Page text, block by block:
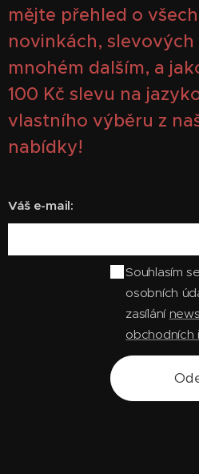
mějte přehled o
novinkách, slevových
mnohém dalším, a
100 Kč slevu na
vlastního výběru z
nabídky!
Váš e-mail:
Souhlasím
osobních
zasílání
obchodních